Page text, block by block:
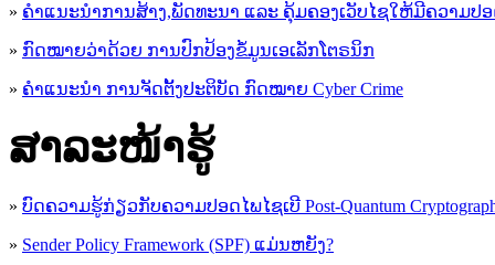
» ຄຳແນະນຳການສ້າງ,ພັດທະນາ ແລະ ຄຸ້ມຄອງເວັບໄຊໃຫ້ມີຄວາມປ
» ກົດໝາຍວ່າດ້ວຍ ການປົກປ້ອງຂໍ້ມູນເອເລັກໂຕຣນິກ
» ຄຳແນະນຳ ການຈັດຕັ້ງປະຕິບັດ ກົດໝາຍ Cyber Crime
ສາລະໜ້າຮູ້
» ບົດຄວາມຮູ້ກ່ຽວກັບຄວາມປອດໄພໄຊເບີ Post-Quantum
» Sender Policy Framework (SPF) ແມ່ນຫຍັງ?